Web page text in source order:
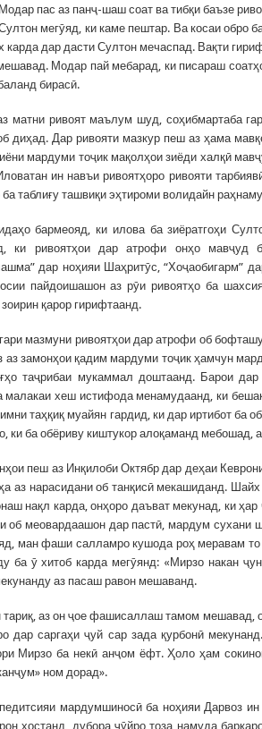
пас аз панҷ-шаш соат ва тибқи баъзе
мегӯяд, ки каме пештар. Ва косаи обро
карда дар дасти Султон мечаспад. Вақти
Модар пай мебарад, ки писараш
бирасӣ.
матни ривоят маълум шуд, соҳибмартаба
диҳад. Дар ривояти мазкур пеш аз ҳама
мардуми тоҷик мақолҳои зиёди халқӣ
ин навъи ривоятҳоро ривояти
таблиғу ташвиқи эҳтироми волидайн
бармеояд, ки илова ба зиёратгоҳи
ки ривоятҳои дар атрофи онҳо мавҷуд
дар ноҳияи Шаҳритӯс, “Хоҷаобигарм”
пайдоишашон аз рӯи ривоятҳо ба
қарор гирифтаанд.
мазмуни ривоятҳои дар атрофи об
аз замонҳои қадим мардуми тоҷик ҳамчун
таҷрибаи мукаммал доштаанд. Барои
малакаи хеш истифода менамудаанд, ки
таҳқиқ муайян гардид, ки дар иртибот ба
ки ба обёриву киштукор алоқаманд
пеш аз Инқилоби Октябр дар деҳаи
аз нарасидани об танқисӣ мекашиданд.
нақл карда, онҳоро даъват мекунад, ки
об меовардаашон дар пастӣ, мардум сухани
ман фаши салламро кушода роҳ меравам
ба ӯ хитоб карда мегӯянд: «Мирзо накан
аз пасаш равон мешаванд.
аз он ҷое фашисаллаш тамом мешавад,
дар саргаҳи ҷуй сар зада қурбонӣ
Мирзо ба некӣ анҷом ёфт. Ҳоло ҳам
ном дорад».
мардумшиносӣ ба ноҳияи Дарвоз
хостанд, дубора ҷӯйро тоза намуда